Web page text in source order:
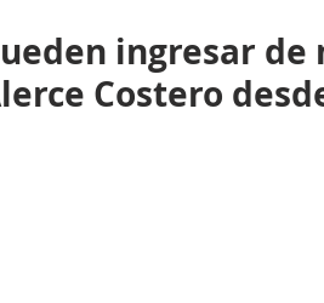
ingresar de
Costero